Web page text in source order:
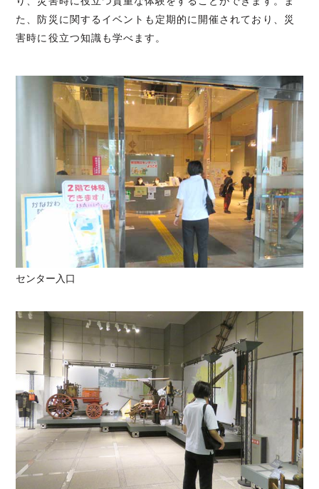
た、防災に関するイベントも定期的に開催されており、災
害時に役立つ知識も学べます。
センター入口